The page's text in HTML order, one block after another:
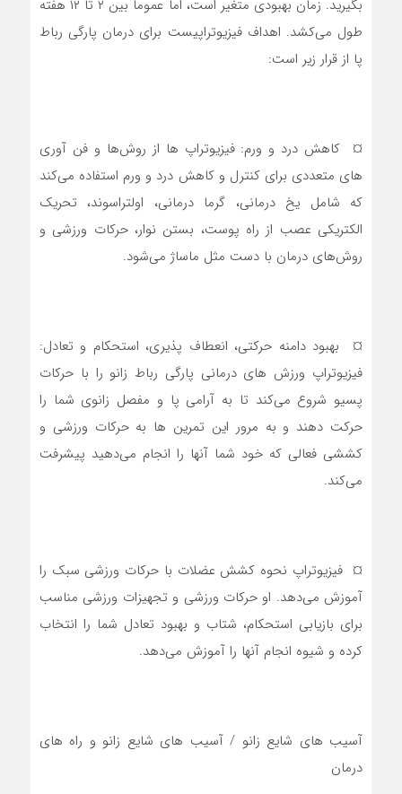
بگیرید. زمان بهبودی متغیر است، اما عموماً بین ۲ تا ۱۲ هفته
طول می‌کشد. اهداف فیزیوتراپیست برای درمان پارگی رباط‌
پا از قرار زیر است:
¤ کاهش درد و ورم: فیزیوتراپ ها از روش‌ها و فن آوری
های متعددی برای کنترل و کاهش درد و ورم استفاده می‌کند
که شامل یخ درمانی، گرما درمانی، اولتراسوند، تحریک
الکتریکی عصب از راه پوست، بستن نوار، حرکات ورزشی و
روش‌های درمان با دست مثل ماساژ می‌شود.
¤ بهبود دامنه حرکتی، انعطاف پذیری، استحکام و تعادل:
فیزیوتراپ ورزش های درمانی پارگی رباط زانو را با حرکات
پسیو شروع می‌کند تا به آرامی پا و مفصل زانوی شما را
حرکت دهند و به مرور این تمرین ها به حرکات ورزشی و
کششی فعالی که خود شما آنها را انجام می‌دهید پیشرفت
می‌کند.
¤ فیزیوتراپ نحوه کشش عضلات با حرکات ورزشی سبک را
آموزش می‌دهد. او حرکات ورزشی و تجهیزات ورزشی مناسب
برای بازیابی استحکام، شتاب و بهبود تعادل شما را انتخاب
کرده و شیوه انجام آنها را آموزش می‌دهد.
آسیب های شایع زانو / آسیب های شایع زانو و راه های
درمان